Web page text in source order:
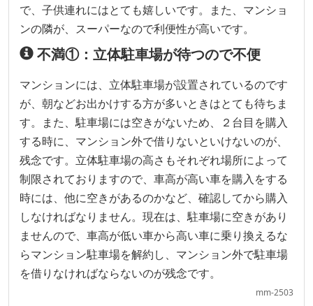
で、子供連れにはとても嬉しいです。また、マンショ
ンの隣が、スーパーなので利便性が高いです。
不満①：立体駐車場が待つので不便
マンションには、立体駐車場が設置されているのです
が、朝などお出かけする方が多いときはとても待ちま
す。また、駐車場には空きがないため、２台目を購入
する時に、マンション外で借りないといけないのが、
残念です。立体駐車場の高さもそれぞれ場所によって
制限されておりますので、車高が高い車を購入をする
時には、他に空きがあるのかなど、確認してから購入
しなければなりません。現在は、駐車場に空きがあり
ませんので、車高が低い車から高い車に乗り換えるな
らマンション駐車場を解約し、マンション外で駐車場
を借りなければならないのが残念です。
mm-2503